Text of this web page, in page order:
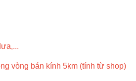
vòng bán kính 5km (tính từ shop)